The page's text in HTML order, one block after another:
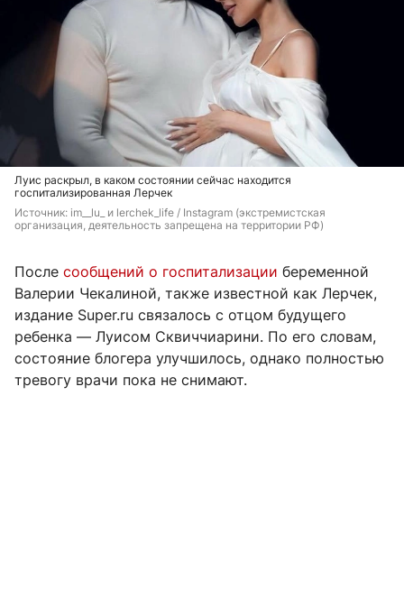
Луис раскрыл, в каком состоянии сейчас находится
госпитализированная Лерчек
Источник: im__lu_ и lerchek_life / Instagram (экстремистская
организация, деятельность запрещена на территории РФ)
После сообщений о госпитализации беременной
Валерии Чекалиной, также известной как Лерчек,
издание Super.ru связалось с отцом будущего
ребенка — Луисом Сквиччиарини. По его словам,
состояние блогера улучшилось, однако полностью
тревогу врачи пока не снимают.